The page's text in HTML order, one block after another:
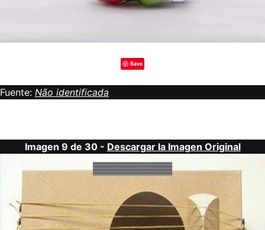
Save
Fuente: Não identificada
Imagen 9 de 30 - Descargar la Imagen Original